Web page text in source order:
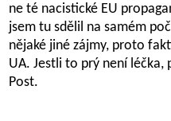
ne té nacistické EU
jsem tu sdělil na samém
nějaké jiné zájmy, proto
UA. Jestli to prý není léčka,
Post.